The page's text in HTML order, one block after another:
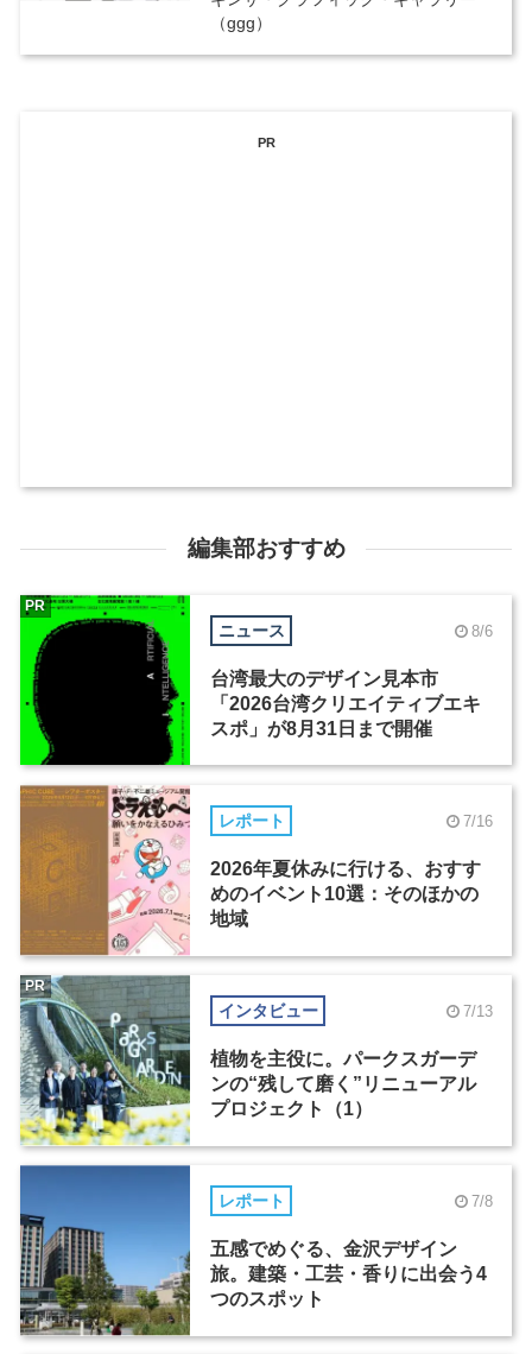
（ggg）
PR
編集部おすすめ
ニュース 8/6
台湾最大のデザイン見本市
「2026台湾クリエイティブエキ
スポ」が8月31日まで開催
PR
レポート 7/16
2026年夏休みに行ける、おすす
めのイベント10選：そのほかの
地域
インタビュー 7/13
植物を主役に。パークスガーデ
ンの“残して磨く”リニューアル
プロジェクト（1）
PR
レポート 7/8
五感でめぐる、金沢デザイン
旅。建築・工芸・香りに出会う4
つのスポット